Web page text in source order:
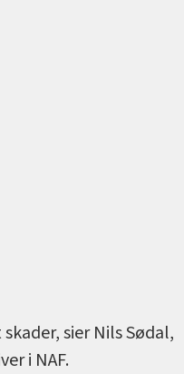
sier Nils Sødal,
i NAF.